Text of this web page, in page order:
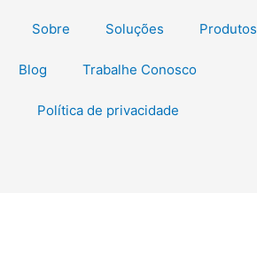
Sobre Soluções Produtos
Blog Trabalhe Conosco
Política de privacidade